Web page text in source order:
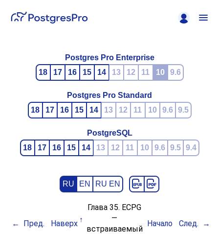
Postgres Pro Enterprise
18
17 16 15 14 13 12 11 10 9.6
Postgres Pro Standard
18
17 16 15 14 13 12 11 10 9.6 9.5
PostgreSQL
18
17 16 15 14 13 12 11 10 9.6 9.5 9.4
RU EN RU EN
Пред. Наверх
Глава 35. ECPG
—
встраиваемый
Начало След.